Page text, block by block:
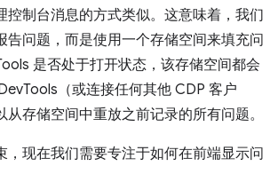
控制台消息的方式类似。这意味着，我们
告问题，而是使用一个存储空间来填充问
是否处于打开状态，该存储空间都会
（或连接任何其他 CDP 客户
存储空间中重放之前记录的所有问题。
，现在我们需要专注于如何在前端显示问